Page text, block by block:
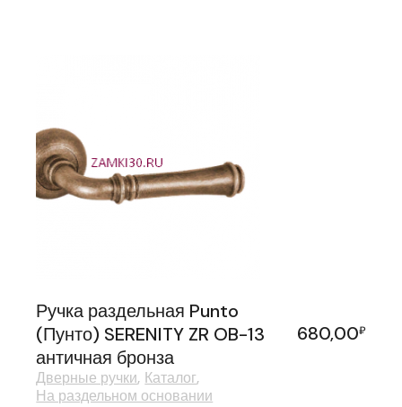
Ручка раздельная Punto
(Пунто) SERENITY ZR OB-13
античная бронза
680,00₽
Дверные ручки Каталог
На раздельном основании